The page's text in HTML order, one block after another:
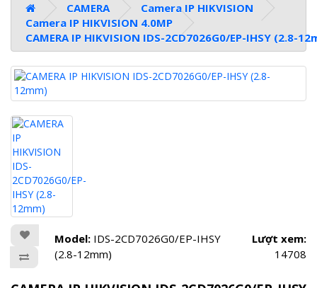
CAMERA
Camera IP HIKVISION
Camera IP HIKVISION 4.0MP
CAMERA IP HIKVISION IDS-2CD7026G0/EP-IHSY (2.8-
Model: IDS-2CD7026G0/EP-IHSY
(2.8-12mm)
Lượt xem:
14708